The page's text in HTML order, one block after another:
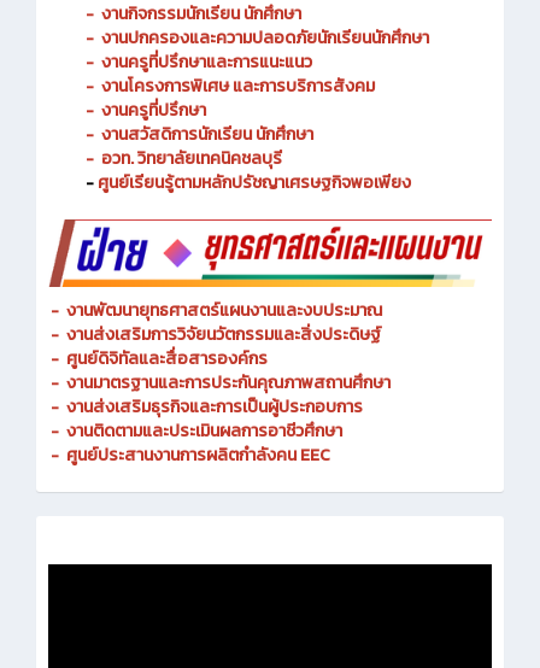
- งานกิจกรรมนักเรียน นักศึกษา
- งานปกครองและความปลอดภัยนักเรียนนักศึกษา
- งานครูที่ปรึกษาและการแนะแนว
- งานโครงการพิเศษ และการบริการสังคม
- งานครูที่ปรึกษา
- งานสวัสดิการนักเรียน นักศึกษา
- อวท. วิทยาลัยเทคนิคชลบุรี
-ศูนย์เรียนรู้ตามหลักปรัชญาเศรษฐกิจพอเพียง
- งานพัฒนายุทธศาสตร์แผนงานและงบประมาณ
- งานส่งเสริมการวิจัยนวัตกรรมและสิ่งประดิษฐ์
- ศูนย์ดิจิทัลและสื่อสารองค์กร
- งานมาตรฐานและการประกันคุณภาพสถานศึกษา
- งานส่งเสริมธุรกิจและการเป็นผู้ประกอบการ
- งานติดตามและประเมินผลการอาชีวศึกษา
- ศูนย์ประสานงานการผลิตกำลังคน EEC